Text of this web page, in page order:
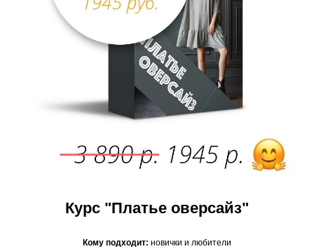
Курс "Платье оверсайз"
Кому подходит: новички и любители